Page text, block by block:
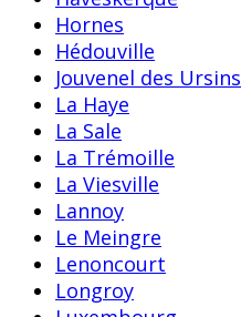
Hornes
Hédouville
Jouvenel des Ursins
La Haye
La Sale
La Trémoille
La Viesville
Lannoy
Le Meingre
Lenoncourt
Longroy